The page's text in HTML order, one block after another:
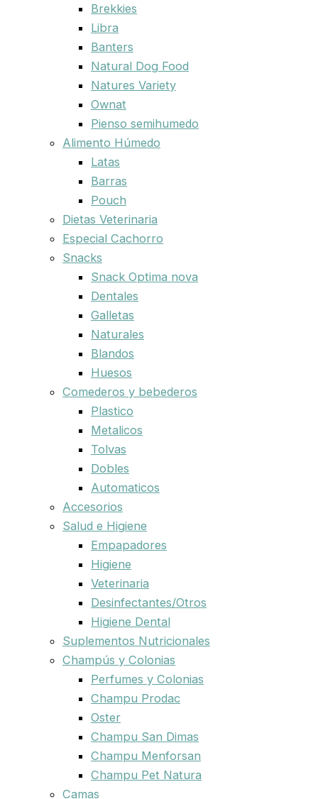
Brekkies
Libra
Banters
Natural Dog Food
Natures Variety
Ownat
Pienso semihumedo
Alimento Húmedo
Latas
Barras
Pouch
Dietas Veterinaria
Especial Cachorro
Snacks
Snack Optima nova
Dentales
Galletas
Naturales
Blandos
Huesos
Comederos y bebederos
Plastico
Metalicos
Tolvas
Dobles
Automaticos
Accesorios
Salud e Higiene
Empapadores
Higiene
Veterinaria
Desinfectantes/Otros
Higiene Dental
Suplementos Nutricionales
Champús y Colonias
Perfumes y Colonias
Champu Prodac
Oster
Champu San Dimas
Champu Menforsan
Champu Pet Natura
Camas